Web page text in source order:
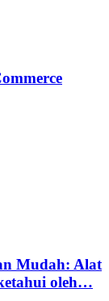
Mudah: Alat
oleh…